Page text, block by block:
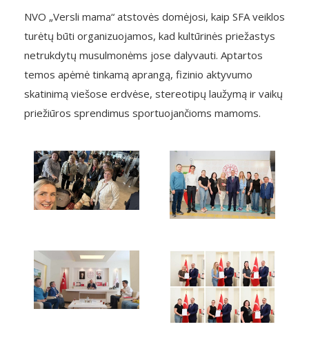
NVO „Versli mama“ atstovės domėjosi, kaip SFA veiklos
turėtų būti organizuojamos, kad kultūrinės priežastys
netrukdytų musulmonėms jose dalyvauti. Aptartos
temos apėmė tinkamą aprangą, fizinio aktyvumo
skatinimą viešose erdvėse, stereotipų laužymą ir vaikų
priežiūros sprendimus sportuojančioms mamoms.